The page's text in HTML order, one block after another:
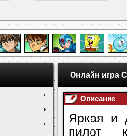
Онлайн игра
Описание
Яркая и
пилот